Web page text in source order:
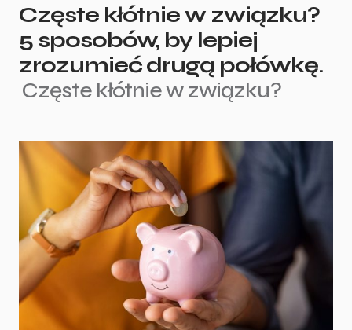
Częste kłótnie w związku?
5 sposobów, by lepiej
zrozumieć drugą połówkę.
Częste kłótnie w związku?